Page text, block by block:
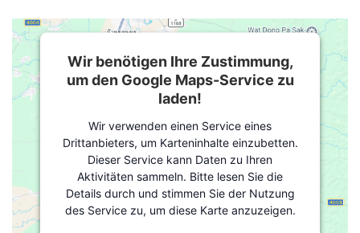
Wir benötigen Ihre Zustimmung,
um den Google Maps-Service zu
laden!
Wir verwenden einen Service eines
Drittanbieters, um Karteninhalte einzubetten.
Dieser Service kann Daten zu Ihren
Aktivitäten sammeln. Bitte lesen Sie die
Details durch und stimmen Sie der Nutzung
des Service zu, um diese Karte anzuzeigen.